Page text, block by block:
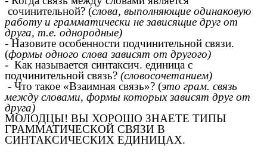
сочинительной? (слова, выполняющие одинаковую
работу и грамматически не зависящие друг от
друга, т.е. однородные)
- Назовите особенности подчинительной связи.
(формы одного слова зависят от другого)
- Как называется синтаксич. единица с
подчинительной связь? (словосочетанием)
- Что такое «Взаимная связь»? (это грам. связь
между словами, формы которых зависят друг от
друга)
МОЛОДЦЫ! ВЫ ХОРОШО ЗНАЕТЕ ТИПЫ
ГРАММАТИЧЕСКОЙ СВЯЗИ В
СИНТАКСИЧЕСКИХ ЕДИНИЦАХ.